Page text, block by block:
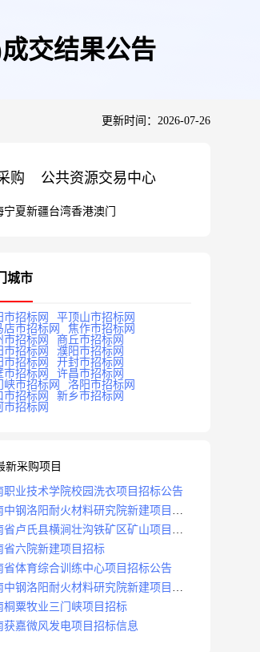
交结果公告
更新时间：2026-07-26
购 公共资源交易中心
宁夏新疆台湾香港澳门
城市
市招标网
平顶山市招标网
店市招标网
焦作市招标网
市招标网
商丘市招标网
市招标网
濮阳市招标网
市招标网
开封市招标网
市招标网
许昌市招标网
峡市招标网
洛阳市招标网
市招标网
新乡市招标网
市招标网
新采购项目
职业技术学院校园洗衣项目招标公告
中钢洛阳耐火材料研究院新建项目招
省卢氏县横涧壮沟铁矿区矿山项目招
告
省六院新建项目招标
省体育综合训练中心项目招标公告
中钢洛阳耐火材料研究院新建项目招
桐粟牧业三门峡项目招标
获嘉微风发电项目招标信息